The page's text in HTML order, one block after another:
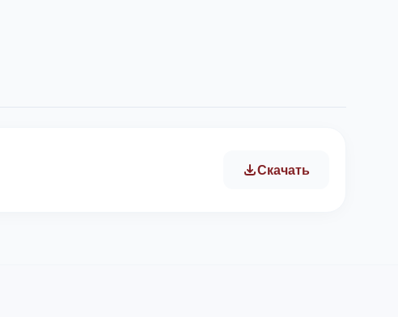
Скачать